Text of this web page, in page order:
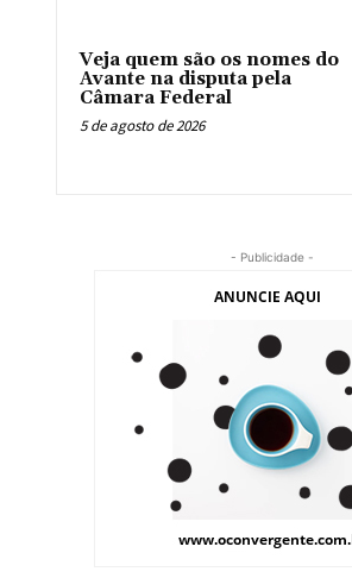
Veja quem são os nomes do
Avante na disputa pela
Câmara Federal
5 de agosto de 2026
- Publicidade -